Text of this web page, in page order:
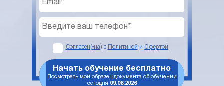
Согласен(-на) с Политикой и Офертой
Начать обучение бесплатно
Посмотреть мой образец документа об обучении
сегодня 09.08.2026